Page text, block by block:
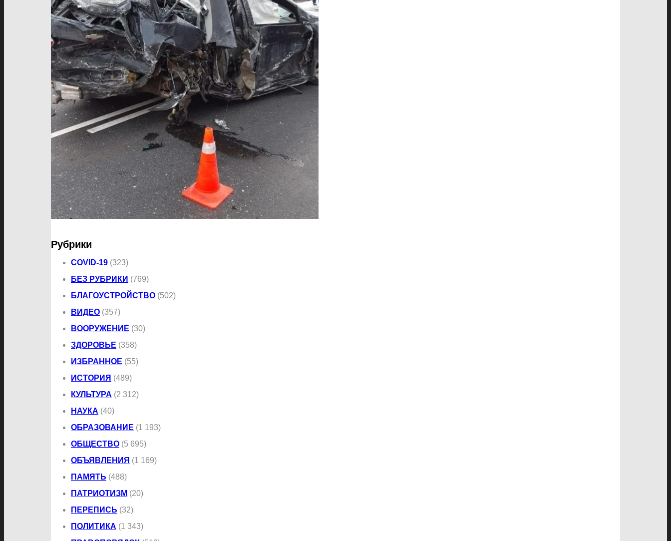
Рубрики
COVID-19 (323)
БЕЗ РУБРИКИ (769)
БЛАГОУСТРОЙСТВО (502)
ВИДЕО (357)
ВООРУЖЕНИЕ (30)
ЗДОРОВЬЕ (358)
ИЗБРАННОЕ (55)
ИСТОРИЯ (489)
КУЛЬТУРА (2 312)
НАУКА (40)
ОБРАЗОВАНИЕ (1 193)
ОБЩЕСТВО (5 695)
ОБЪЯВЛЕНИЯ (1 169)
ПАМЯТЬ (488)
ПАТРИОТИЗМ (20)
ПЕРЕПИСЬ (32)
ПОЛИТИКА (1 343)